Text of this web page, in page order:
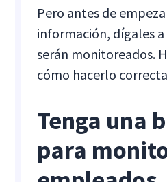
Pero antes de
información, dígales
serán monitoreados.
cómo hacerlo
Tenga una
para